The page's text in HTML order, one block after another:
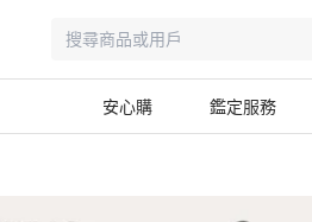
安心購 鑑定服務